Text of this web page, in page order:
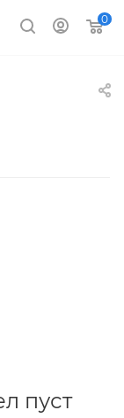
0
пуст